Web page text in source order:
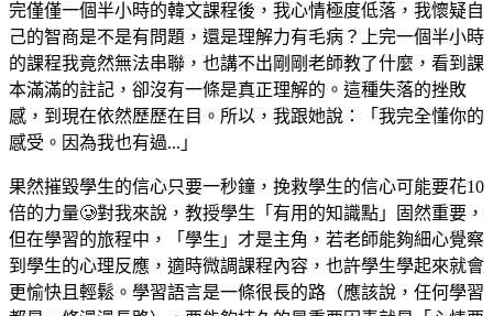
完僅僅一個半小時的韓文課程後，我心情極度低落，我懷疑自
己的智商是不是有問題，還是理解力有毛病？上完一個半小時
的課程我竟然無法串聯，也講不出剛剛老師教了什麼，看到課
本滿滿的註記，卻沒有一條是真正理解的。這種失落的挫敗
感，到現在依然歷歷在目。所以，我跟她說：「我完全懂你的
感受。因為我也有過...」
果然摧毀學生的信心只要一秒鐘，挽救學生的信心可能要花10
倍的力量🥲對我來說，教授學生「有用的知識點」固然重要，
但在學習的旅程中，「學生」才是主角，若老師能夠細心覺察
到學生的心理反應，適時微調課程內容，也許學生學起來就會
更愉快且輕鬆。學習語言是一條很長的路（應該說，任何學習